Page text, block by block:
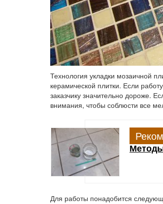
Технология укладки мозаичной
керамической плитки. Если
заказчику значительно дороже.
внимания, чтобы соблюсти все
Для работы понадобится